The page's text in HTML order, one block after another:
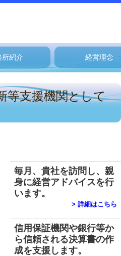
所紹介 経営理念
等支援機関として
毎月、貴社を訪問し、親
身に経営アドバイスを行
います。
> 詳細はこちら
信用保証機関や銀行等か
ら信頼される決算書の作
成を支援します。